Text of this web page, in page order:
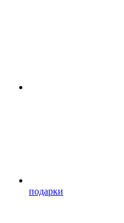
подарки